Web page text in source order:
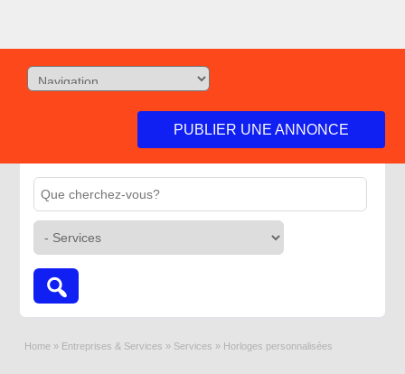
PUBLIER UNE ANNONCE
Home » Entreprises & Services » Services » Horloges personnalisées